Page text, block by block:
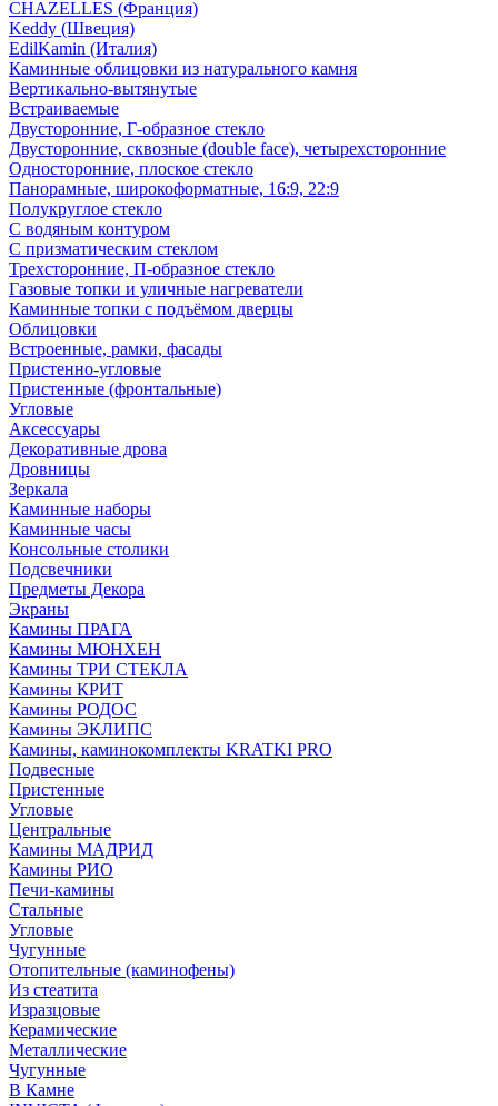
CHAZELLES (Франция)
Keddy (Швеция)
EdilKamin (Италия)
Каминные облицовки из натурального камня
Вертикально-вытянутые
Встраиваемые
Двусторонние, Г-образное стекло
Двусторонние, сквозные (double face), четырехсторонние
Односторонние, плоское стекло
Панорамные, широкоформатные, 16:9, 22:9
Полукруглое стекло
С водяным контуром
С призматическим стеклом
Трехсторонние, П-образное стекло
Газовые топки и уличные нагреватели
Каминные топки с подъёмом дверцы
Облицовки
Встроенные, рамки, фасады
Пристенно-угловые
Пристенные (фронтальные)
Угловые
Аксессуары
Декоративные дрова
Дровницы
Зеркала
Каминные наборы
Каминные часы
Консольные столики
Подсвечники
Предметы Декора
Экраны
Камины ПРАГА
Камины МЮНХЕН
Камины ТРИ СТЕКЛА
Камины КРИТ
Камины РОДОС
Камины ЭКЛИПС
Камины, каминокомплекты KRATKI PRO
Подвесные
Пристенные
Угловые
Центральные
Камины МАДРИД
Камины РИО
Печи-камины
Стальные
Угловые
Чугунные
Отопительные (каминофены)
Из стеатита
Изразцовые
Керамические
Металлические
Чугунные
В Камне